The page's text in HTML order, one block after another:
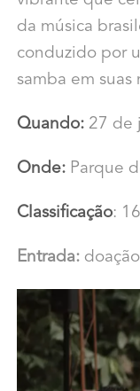
da música
conduzido por
samba em suas
Quando: 27 de
Onde:Parque
Classificação:
Entrada: